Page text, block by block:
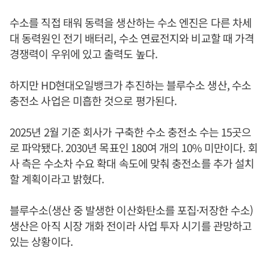
수소를 직접 태워 동력을 생산하는 수소 엔진은 다른 차세
대 동력원인 전기 배터리, 수소 연료전지와 비교할 때 가격
경쟁력이 우위에 있고 출력도 높다.
하지만 HD현대오일뱅크가 추진하는 블루수소 생산, 수소
충전소 사업은 미흡한 것으로 평가된다.
2025년 2월 기준 회사가 구축한 수소 충전소 수는 15곳으
로 파악됐다. 2030년 목표인 180여 개의 10% 미만이다. 회
사 측은 수소차 수요 확대 속도에 맞춰 충전소를 추가 설치
할 계획이라고 밝혔다.
블루수소(생산 중 발생한 이산화탄소를 포집·저장한 수소)
생산은 아직 시장 개화 전이라 사업 투자 시기를 관망하고
있는 상황이다.